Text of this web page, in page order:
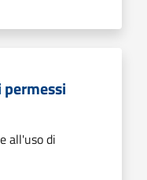
all'uso di